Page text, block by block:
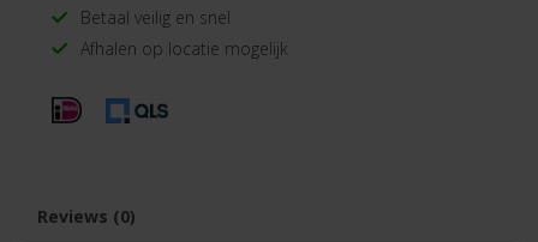
Betaal veilig en snel
Afhalen op locatie mogelijk
Reviews (0)